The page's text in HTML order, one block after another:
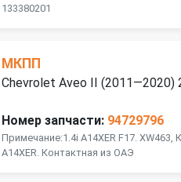
133380201
МКПП
Chevrolet Aveo II (2011—2020)
Номер запчасти: 94729796
Примечание:1.4i А14XЕR F17. XW463,
А14XЕR. Контактная из ОАЭ